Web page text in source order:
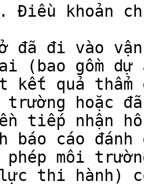
Điều khoản
đã đi vào
(bao gồm dự
kết quả
trường hoặc
tiếp nhận
báo cáo
phép môi
lực thi hành)